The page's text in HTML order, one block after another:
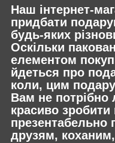
Наш інтернет-
придбати
будь-яких
Оскільки
елементом
йдеться про
коли, цим
Вам не потрібно
красиво
презентабельно
друзям,